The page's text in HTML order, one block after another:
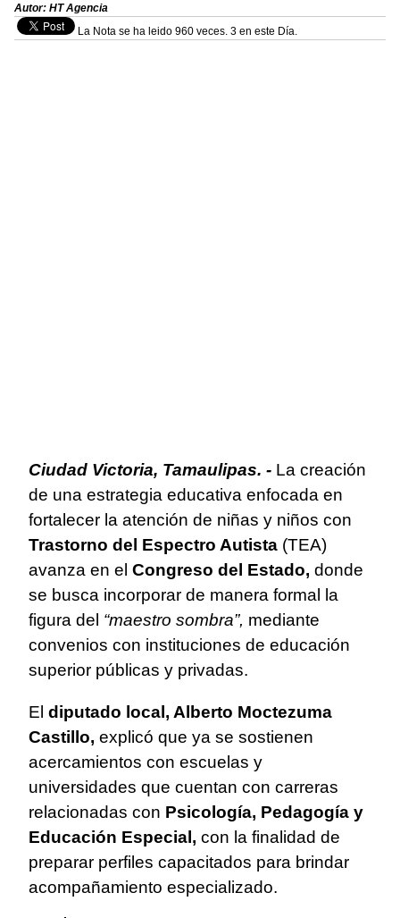
Autor: HT Agencia
La Nota se ha leido 960 veces. 3 en este Día.
Ciudad Victoria, Tamaulipas. - La creación
de una estrategia educativa enfocada en
fortalecer la atención de niñas y niños con
Trastorno del Espectro Autista (TEA)
avanza en el Congreso del Estado, donde
se busca incorporar de manera formal la
figura del “maestro sombra”, mediante
convenios con instituciones de educación
superior públicas y privadas.
El diputado local, Alberto Moctezuma
Castillo, explicó que ya se sostienen
acercamientos con escuelas y
universidades que cuentan con carreras
relacionadas con Psicología, Pedagogía y
Educación Especial, con la finalidad de
preparar perfiles capacitados para brindar
acompañamiento especializado.